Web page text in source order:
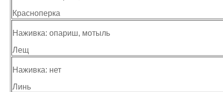
Красноперка
Наживка: опариш, мотыль
Лещ
Наживка: нет
Линь